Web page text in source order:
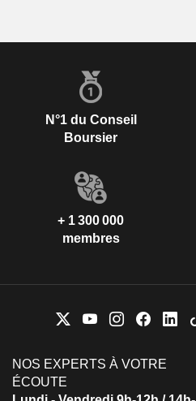
N°1 du Conseil
Boursier
+ 1 300 000
membres
NOS EXPERTS À VOTRE
ÉCOUTE